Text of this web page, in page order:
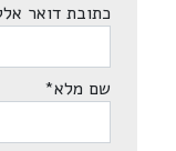
כתובת דואר
שם מלא*